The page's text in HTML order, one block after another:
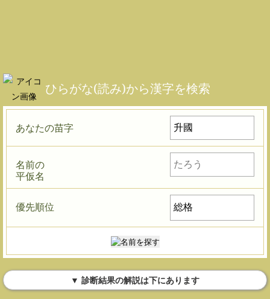
ひらがな(読み)から漢字を検索
あなたの苗字
名前の
平仮名
優先順位
▼ 診断結果の解説は下にあります